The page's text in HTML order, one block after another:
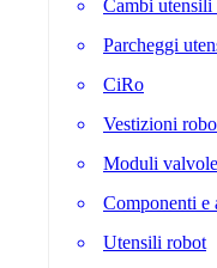
Cambi utensili
Parcheggi
CiRo
Vestizioni
Moduli valvole
Componenti e
Utensili robot